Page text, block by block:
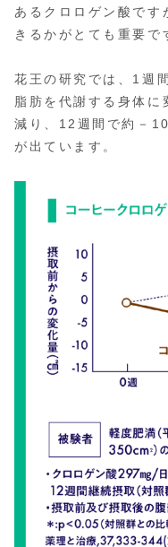
あるクロロゲン酸です
きるかがとても重要で
花王の研究では、1週
脂肪を代謝する身体に
減り、12週間で約－
が出ています。